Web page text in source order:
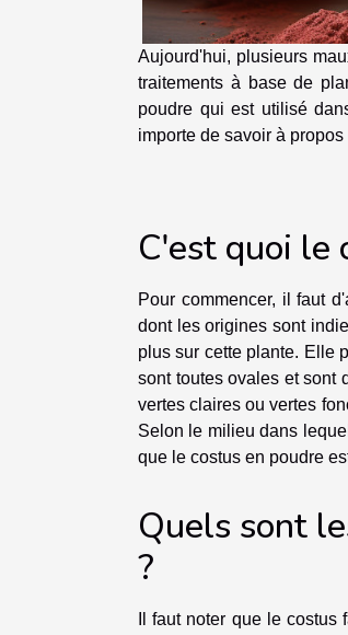
Aujourd'hui, plusieurs
traitements à base de
poudre qui est utilisé
importe de savoir à
C'est quoi le
Pour commencer, il faut
dont les origines sont
plus sur cette plante. Elle
sont toutes ovales et sont
vertes claires ou vertes
Selon le milieu dans
que le costus en poudre
Quels sont
?
Il faut noter que le